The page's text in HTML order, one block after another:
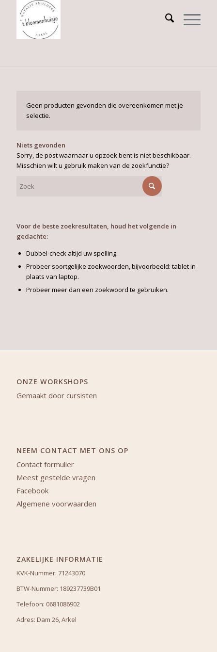
Geen producten gevonden die overeenkomen met je
selectie.
Niets gevonden
Sorry, de post waarnaar u opzoek bent is niet beschikbaar.
Misschien wilt u gebruik maken van de zoekfunctie?
Voor de beste zoekresultaten, houd het volgende in
gedachte:
Dubbel-check altijd uw spelling.
Probeer soortgelijke zoekwoorden, bijvoorbeeld: tablet in
plaats van laptop.
Probeer meer dan een zoekwoord te gebruiken.
ONZE WORKSHOPS
Gemaakt door cursisten
NEEM CONTACT MET ONS OP
Contact formulier
Meest gestelde vragen
Facebook
Algemene voorwaarden
ZAKELIJKE INFORMATIE
KVK-Nummer: 71243070
BTW-Nummer: 189237739B01
Telefoon: 0681086902
Adres: Dam 26, Arkel